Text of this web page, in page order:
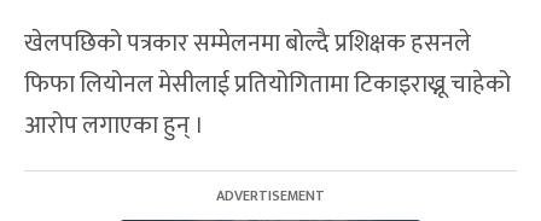
खेलपछिको पत्रकार सम्मेलनमा बोल्दै प्रशिक्षक हसनले
फिफा लियोनल मेसीलाई प्रतियोगितामा टिकाइराख्नू चाहेको
आरोप लगाएका हुन् ।